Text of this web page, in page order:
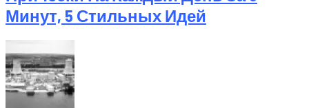
Минут, 5 Стильных Идей